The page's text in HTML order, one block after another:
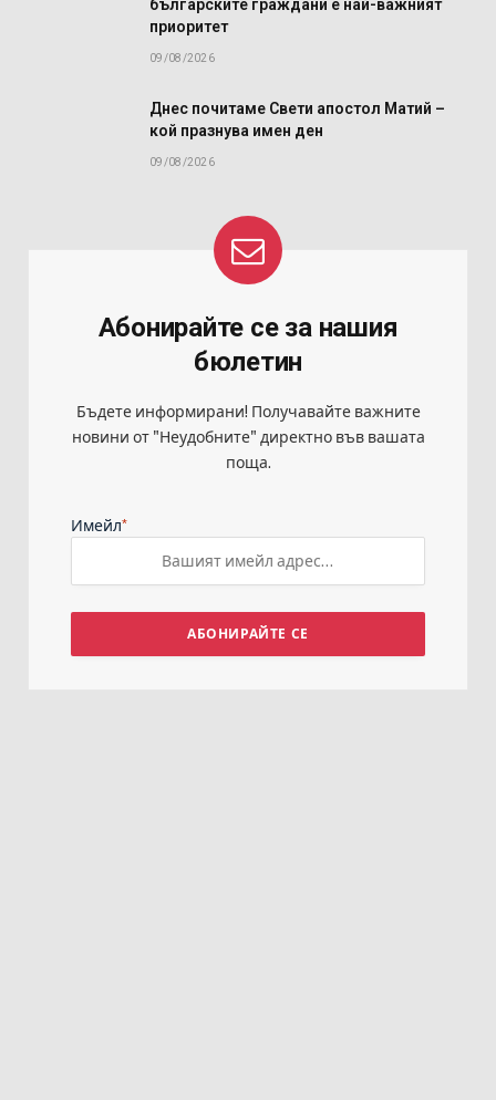
българските граждани е най-важният
приоритет
09/08/2026
Днес почитаме Свети апостол Матий –
кой празнува имен ден
09/08/2026
Абонирайте се за нашия
бюлетин
Бъдете информирани! Получавайте важните
новини от "Неудобните" директно във вашата
поща.
Имейл*